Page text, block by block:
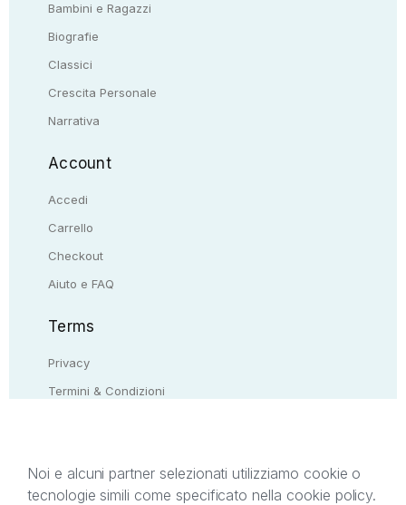
Bambini e Ragazzi
Biografie
Classici
Crescita Personale
Narrativa
Account
Accedi
Carrello
Checkout
Aiuto e FAQ
Terms
Privacy
Termini & Condizioni
Noi e alcuni partner selezionati utilizziamo cookie o
tecnologie simili come specificato nella cookie policy.